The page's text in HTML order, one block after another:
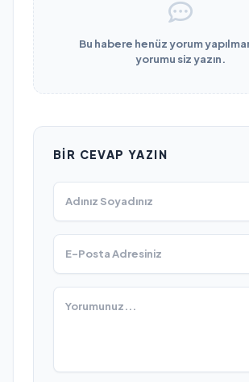
Bu habere henüz yorum
yorumu siz yazın.
BIR CEVAP YAZIN